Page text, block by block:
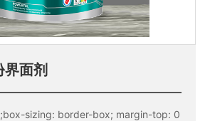
面剂
sizing: border-box; margin-top: 0